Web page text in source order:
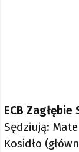
ECB
Sędziują:
Kosidło